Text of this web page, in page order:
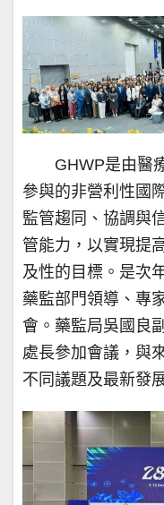
GHWP是由醫
參與的非營利性國
監管趨同、協調與
管能力，以實現提
及性的目標。是次
藥監部門領導、專
會。藥監局吳國良
處長參加會議，與
不同議題及最新發